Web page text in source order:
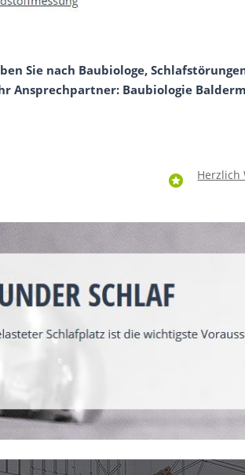
Sie nach Baubiologe,
Ansprechpartner: Baubiologie
Herzlich